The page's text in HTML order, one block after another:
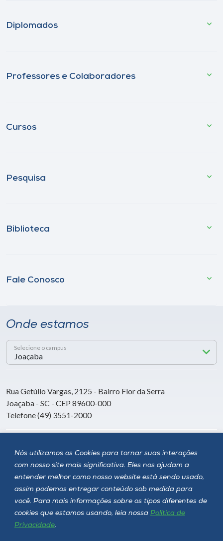
Nós utilizamos os Cookies para tornar suas interações
com nosso site mais significativa. Eles nos ajudam a
entender melhor como nosso website está sendo usado,
assim podemos entregar conteúdo sob medida para
você. Para mais informações sobre os tipos diferentes de
cookies que estamos usando, leia nossa Política de
Privacidade.
Diplomados
Professores e Colaboradores
Cursos
Pesquisa
Biblioteca
Fale Conosco
Onde estamos
Selecione o campus
Rua Getúlio Vargas, 2125 - Bairro Flor da Serra
Joaçaba - SC - CEP 89600-000
Telefone (49) 3551-2000
Siga a Unoesc